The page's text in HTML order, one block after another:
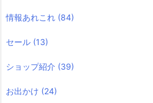
情報あれこれ (84)
セール (13)
ショップ紹介 (39)
お出かけ (24)